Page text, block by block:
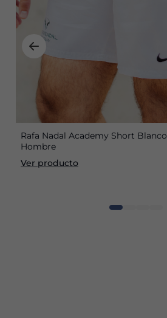
Rafa Nadal Academy Short Blanco
Hombre
Ver producto